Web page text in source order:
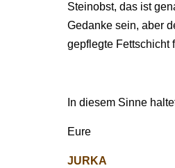
Steinobst, das ist
Gedanke sein, aber
gepflegte Fettschicht
In diesem Sinne
Eure
JURKA